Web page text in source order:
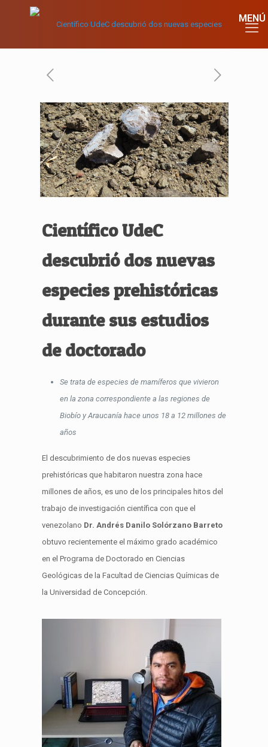
Científico UdeC
descubrió dos nuevas
especies prehistóricas
durante sus estudios
de doctorado
Se trata de especies de mamíferos que vivieron
en la zona correspondiente a las regiones de
Biobío y Araucanía hace unos 18 a 12 millones de
años
El descubrimiento de dos nuevas especies
prehistóricas que habitaron nuestra zona hace
millones de años, es uno de los principales hitos del
trabajo de investigación científica con que el
venezolano Dr. Andrés Danilo Solórzano Barreto
obtuvo recientemente el máximo grado académico
en el Programa de Doctorado en Ciencias
Geológicas de la Facultad de Ciencias Químicas de
la Universidad de Concepción.